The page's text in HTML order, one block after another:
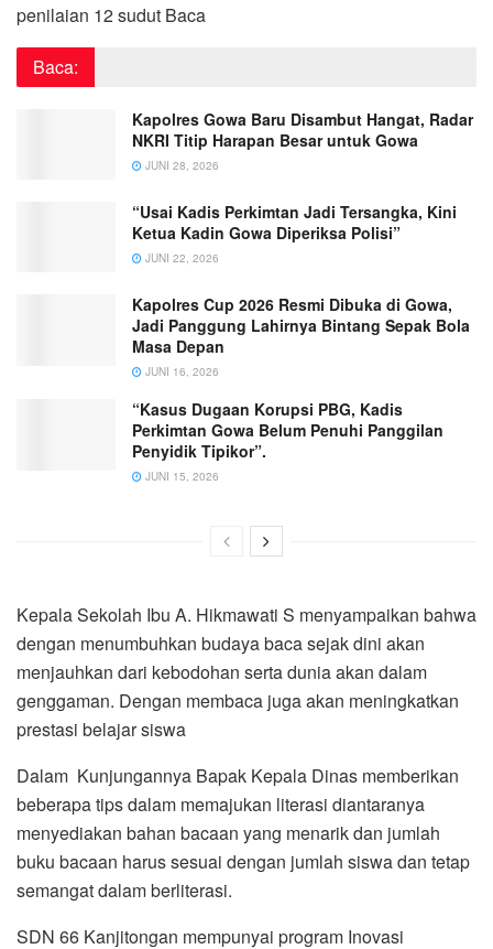
penilaian 12 sudut Baca
Baca:
Kapolres Gowa Baru Disambut Hangat, Radar
NKRI Titip Harapan Besar untuk Gowa
JUNI 28, 2026
“Usai Kadis Perkimtan Jadi Tersangka, Kini
Ketua Kadin Gowa Diperiksa Polisi”
JUNI 22, 2026
Kapolres Cup 2026 Resmi Dibuka di Gowa,
Jadi Panggung Lahirnya Bintang Sepak Bola
Masa Depan
JUNI 16, 2026
“Kasus Dugaan Korupsi PBG, Kadis
Perkimtan Gowa Belum Penuhi Panggilan
Penyidik Tipikor”.
JUNI 15, 2026
Kepala Sekolah Ibu A. Hikmawati S menyampaikan bahwa
dengan menumbuhkan budaya baca sejak dini akan
menjauhkan dari kebodohan serta dunia akan dalam
genggaman. Dengan membaca juga akan meningkatkan
prestasi belajar siswa
Dalam Kunjungannya Bapak Kepala Dinas memberikan
beberapa tips dalam memajukan literasi diantaranya
menyediakan bahan bacaan yang menarik dan jumlah
buku bacaan harus sesuai dengan jumlah siswa dan tetap
semangat dalam berliterasi.
SDN 66 Kanjitongan mempunyai program Inovasi